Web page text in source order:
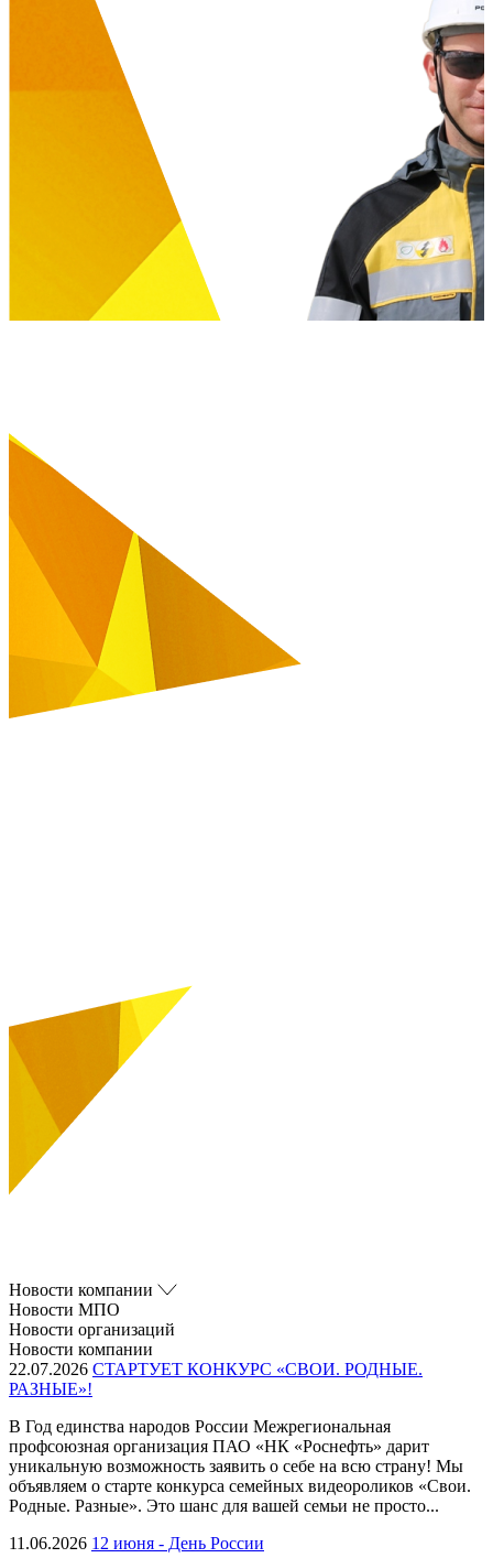
Новости компании
Новости МПО
Новости организаций
Новости компании
22.07.2026 СТАРТУЕТ КОНКУРС «СВОИ. РОДНЫЕ.
РАЗНЫЕ»!
В Год единства народов России Межрегиональная
профсоюзная организация ПАО «НК «Роснефть» дарит
уникальную возможность заявить о себе на всю страну! Мы
объявляем о старте конкурса семейных видеороликов «Свои.
Родные. Разные». Это шанс для вашей семьи не просто...
11.06.2026 12 июня - День России